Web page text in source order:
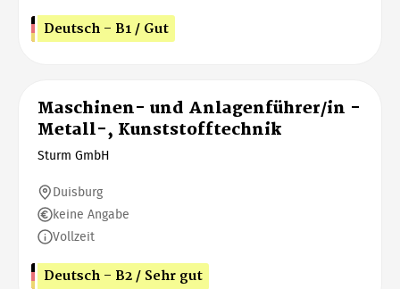
Deutsch - B1 / Gut
Maschinen- und Anlagenführer/in -
Metall-, Kunststofftechnik
Sturm GmbH
Duisburg
keine Angabe
Vollzeit
Deutsch - B2 / Sehr gut